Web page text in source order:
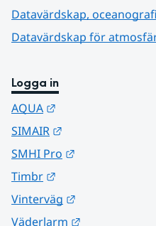
Datavärdskap,
Datavärdskap för
Logga in
AQUA
SIMAIR
SMHI Pro
Timbr
Vinterväg
Väderlarm